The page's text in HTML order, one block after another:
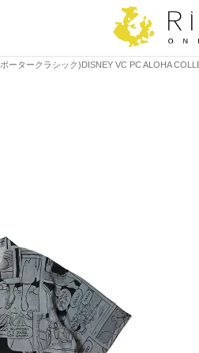
ータークラシック)DISNEY VC PC ALOHA